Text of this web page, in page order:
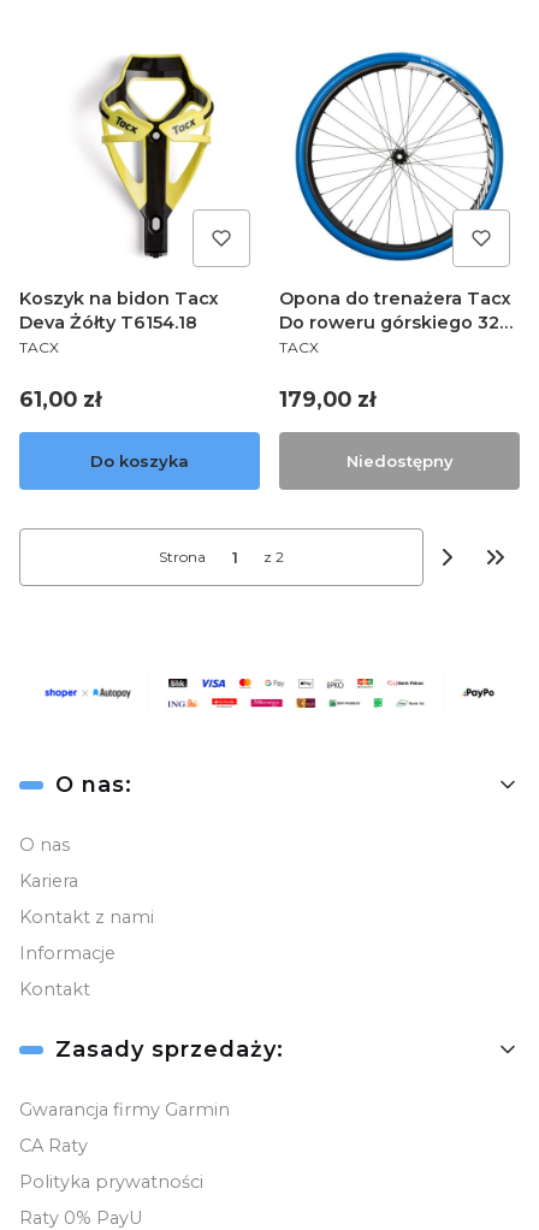
Koszyk na bidon Tacx
Deva Żółty T6154.18
PRODUCENT
TACX
Cena
61,00 zł
Do koszyka
Opona do trenażera Tacx
Do roweru górskiego 32–
559 (26 × 1,25) T1395
PRODUCENT
TACX
Cena
179,00 zł
Niedostępny
Strona z 2
Linki w stopce
O nas:
O nas
Kariera
Kontakt z nami
Informacje
Kontakt
Zasady sprzedaży:
Gwarancja firmy Garmin
CA Raty
Polityka prywatności
Raty 0% PayU